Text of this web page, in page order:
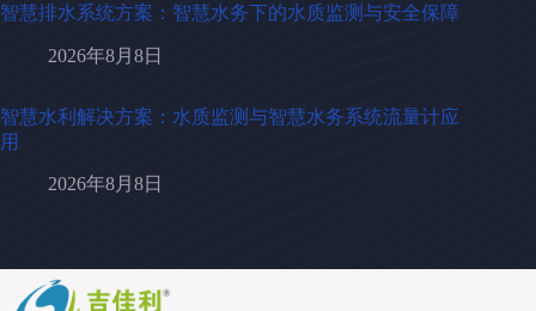
智慧排水系统方案：智慧水务下的水质监测与安全保障
2026年8月8日
智慧水利解决方案：水质监测与智慧水务系统流量计应
用
2026年8月8日